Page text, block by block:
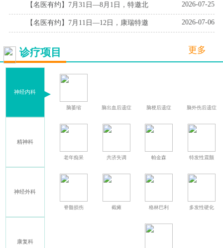
【名医有约】7月31日—8月1日，特邀北 2026-07-25
【名医有约】7月11日—12日，康瑞特邀 2026-07-06
诊疗项目 更多
神经内科
精神科
神经外科
康复科
脑萎缩 脑出血后遗症 脑梗后遗症 脑外伤后遗症
老年痴呆 共济失调 帕金森 特发性震颤
脊髓损伤 截瘫 格林巴利 多发性硬化